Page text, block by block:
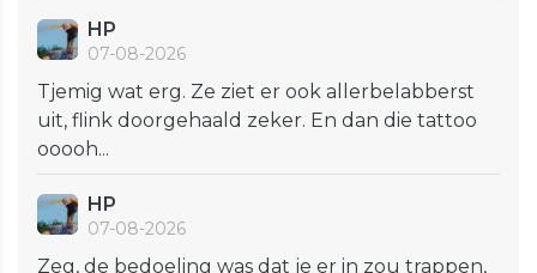
HP
07-08-2026
Tjemig wat erg. Ze ziet er ook allerbelabberst
uit, flink doorgehaald zeker. En dan die tattoo
ooooh...
HP
07-08-2026
Zeg, de bedoeling was dat je er in zou trappen,